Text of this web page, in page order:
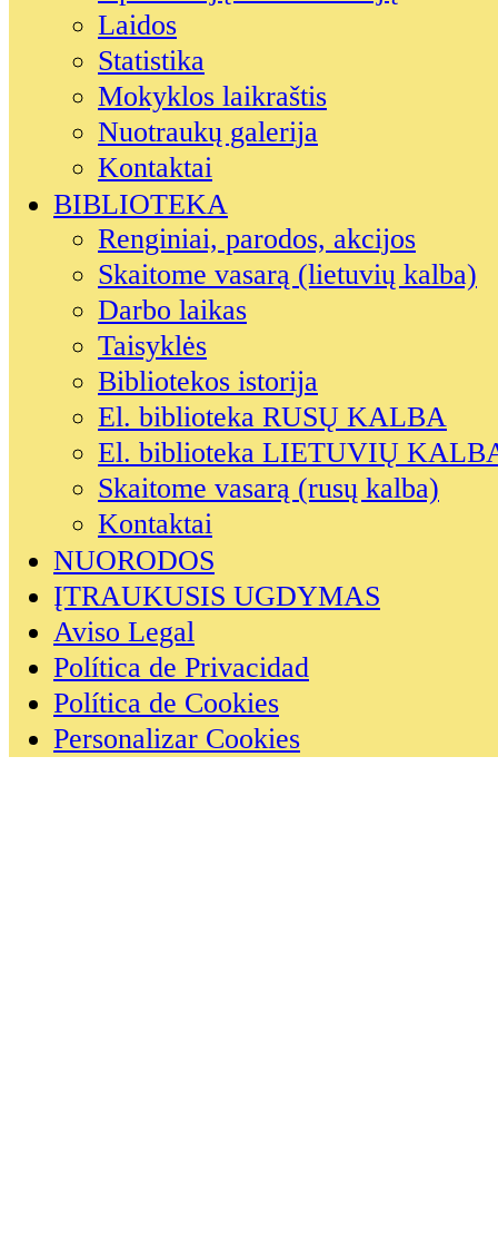
Laidos
Statistika
Mokyklos laikraštis
Nuotraukų galerija
Kontaktai
BIBLIOTEKA
Renginiai, parodos, akcijos
Skaitome vasarą (lietuvių kalba)
Darbo laikas
Taisyklės
Bibliotekos istorija
El. biblioteka RUSŲ KALBA
El. biblioteka LIETUVIŲ
Skaitome vasarą (rusų kalba)
Kontaktai
NUORODOS
ĮTRAUKUSIS UGDYMAS
Aviso Legal
Política de Privacidad
Política de Cookies
Personalizar Cookies